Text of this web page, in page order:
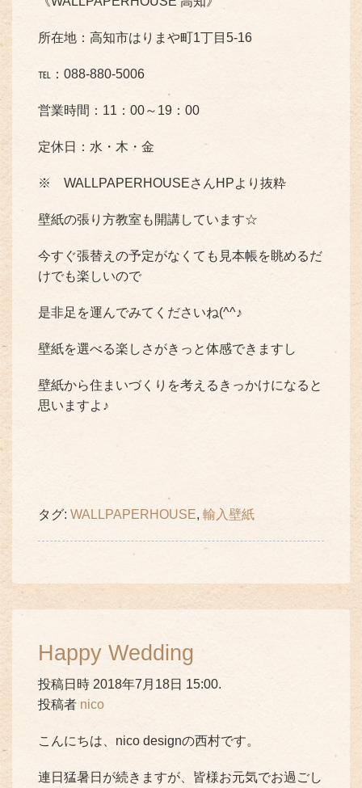
所在地：高知市はりまや町1丁目5-16
℡：088-880-5006
営業時間：11：00～19：00
定休日：水・木・金
※ WALLPAPERHOUSEさんHPより抜粋
壁紙の張り方教室も開講しています☆
今すぐ張替えの予定がなくても見本帳を眺めるだ
けでも楽しいので
是非足を運んでみてくださいね(^^♪
壁紙を選べる楽しさがきっと体感できますし
壁紙から住まいづくりを考えるきっかけになると
思いますよ♪
タグ: WALLPAPERHOUSE, 輸入壁紙
Happy Wedding
投稿日時 2018年7月18日 15:00.
投稿者 nico
こんにちは、nico designの西村です。
連日猛暑日が続きますが、皆様お元気でお過ごし